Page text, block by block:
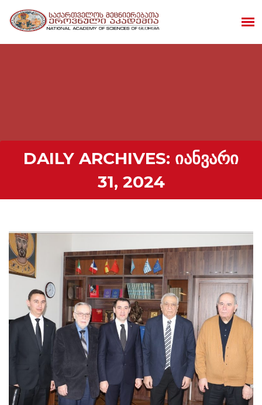
DAILY ARCHIVES: ᲘᲐᲜᲕᲐᲠᲘ
31, 2024